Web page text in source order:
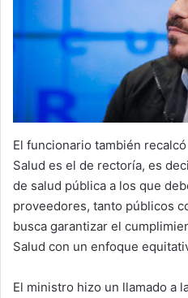
El funcionario también
Salud es el de rectoría, es
de salud pública a los que
proveedores, tanto públicos
busca garantizar el
Salud con un enfoque
El ministro hizo un llamado a